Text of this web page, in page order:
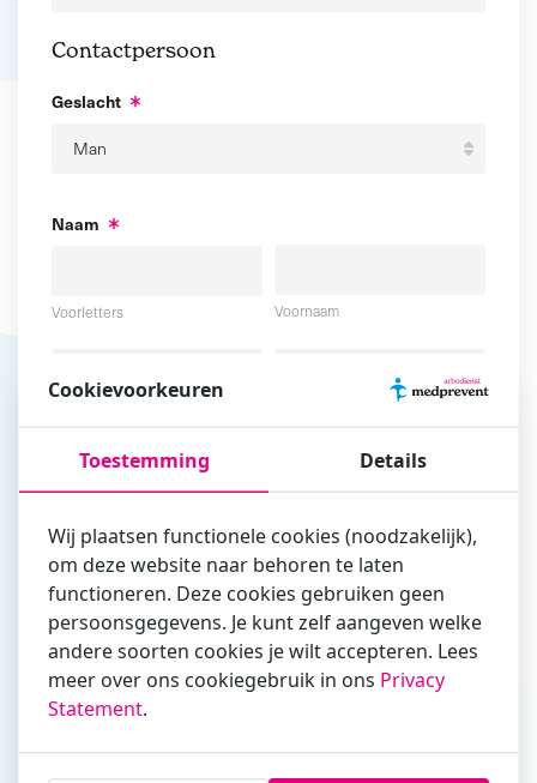
Contactpersoon
Geslacht
Naam
Voorletters Voornaam
Vul hier bij voorkeur het e-mailadres in waarmee je
zakelijk/administratief correspondeert
Is de contactpersoon ook een cursist?
Ja
Nee
Cursisten
Cookievoorkeuren
Toestemming Details
Wij plaatsen functionele cookies (noodzakelijk),
om deze website naar behoren te laten
functioneren. Deze cookies gebruiken geen
persoonsgegevens. Je kunt zelf aangeven welke
andere soorten cookies je wilt accepteren. Lees
meer over ons cookiegebruik in ons Privacy
Statement.